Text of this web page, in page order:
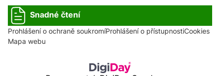
Snadné čtení
Prohlášení o ochraně soukromíProhlášení o přístupnostiCookies
Mapa webu